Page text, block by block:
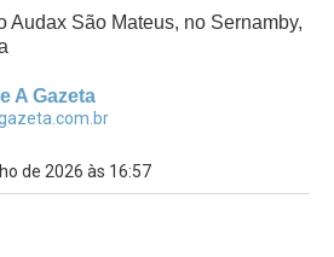
Audax São Mateus, no Sernamby,
A Gazeta
de 2026 às 16:57